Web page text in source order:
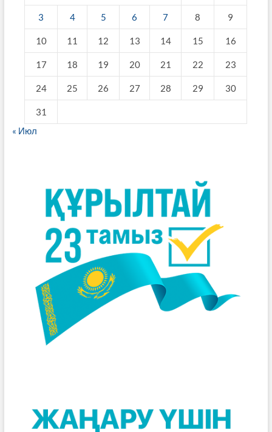
3 4 5 6 7 8 9
10 11 12 13 14 15 16
17 18 19 20 21 22 23
24 25 26 27 28 29 30
31
« Июл